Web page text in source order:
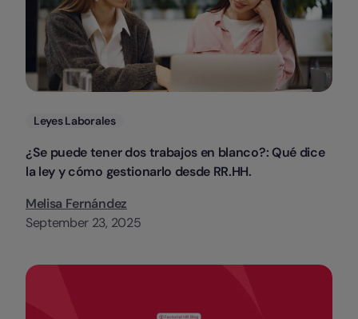
Categorias
Leyes Laborales
¿Se puede tener dos trabajos en blanco?: Qué dice
la ley y cómo gestionarlo desde RR.HH.
Melisa Fernández
September 23, 2025